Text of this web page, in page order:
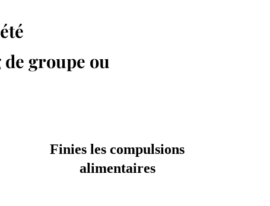
groupe ou
Finies les compulsions
alimentaires